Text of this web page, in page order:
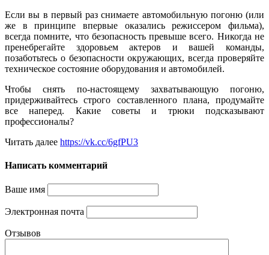
Если вы в первый раз снимаете автомобильную погоню (или
же в принципе впервые оказались режиссером фильма),
всегда помните, что безопасность превыше всего. Никогда не
пренебрегайте здоровьем актеров и вашей команды,
позаботьтесь о безопасности окружающих, всегда проверяйте
техническое состояние оборудования и автомобилей.
Чтобы снять по-настоящему захватывающую погоню,
придерживайтесь строго составленного плана, продумайте
все наперед. Какие советы и трюки подсказывают
профессионалы?
Читать далее https://vk.cc/6gfPU3
Написать комментарий
Ваше имя
Электронная почта
Отзывов